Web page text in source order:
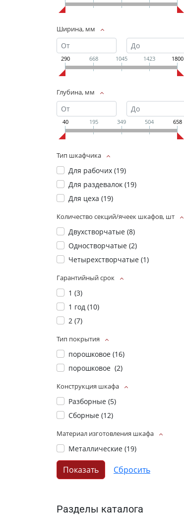
Ширина, мм
290 668 1045 1423 1800
Глубина, мм
40 195 349 504 658
Тип шкафчика
Для рабочих (19)
Для раздевалок (19)
Для цеха (19)
Количество секций/ячеек шкафов, шт
Двухстворчатые (8)
Одностворчатые (2)
Четырехстворчатые (1)
Гарантийный срок
1 (3)
1 год (10)
2 (7)
Тип покрытия
порошковое (16)
порошковое (2)
Конструкция шкафа
Разборные (5)
Сборные (12)
Материал изготовления шкафа
Металлические (19)
Разделы каталога